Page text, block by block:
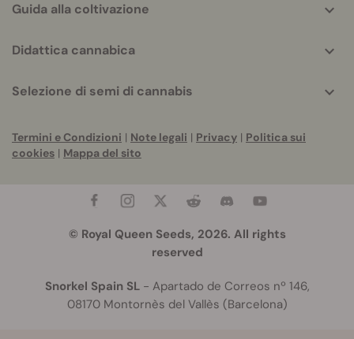
Guida alla coltivazione
Didattica cannabica
Selezione di semi di cannabis
Termini e Condizioni | Note legali | Privacy | Politica sui
cookies | Mappa del sito
© Royal Queen Seeds, 2026. All rights
reserved
Snorkel Spain SL- Apartado de Correos nº 146,
08170 Montornès del Vallès (Barcelona)